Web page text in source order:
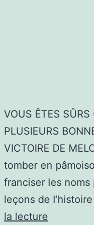
VOUS ÊTES SÛRS
PLUSIEURS
VICTOIRE DE
tomber en
franciser les
leçons de
la lecture